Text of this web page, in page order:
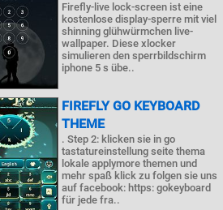
Firefly-live lock-screen ist eine
kostenlose display-sperre mit viel
shinning glühwürmchen live-
wallpaper. Diese xlocker
simulieren den sperrbildschirm
iphone 5 s übe..
FIREFLY GO KEYBOARD
THEME
. Step 2: klicken sie in go
tastatureinstellung seite thema
lokale applymore themen und
mehr spaß klick zu folgen sie uns
auf facebook: https: gokeyboard
für jede fra..